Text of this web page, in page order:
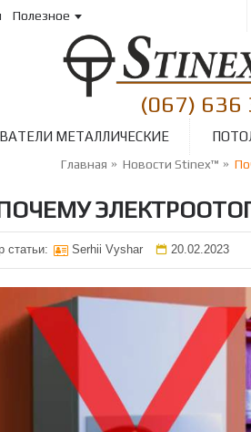
Полезное
(067) 636
МЕТАЛЛИЧЕСКИЕ
Главная Новости Stinex™
статьи: Serhii Vyshar 20.02.2023